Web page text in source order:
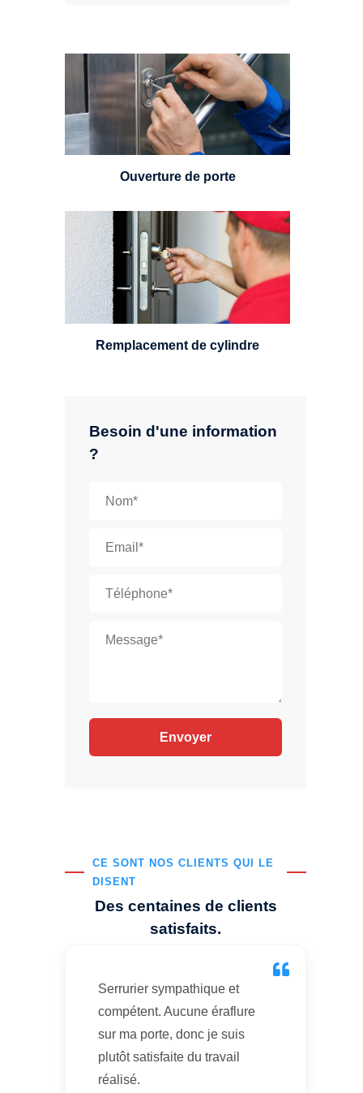
Besoin d'une information
?
CE SONT NOS CLIENTS QUI LE
DISENT
Des centaines de clients
satisfaits.
Serrurier sympathique et
compétent. Aucune éraflure
sur ma porte, donc je suis
plutôt satisfaite du travail
réalisé.
Vous avez perdu vos clés ou la
porte s'est refermée derrière vous
? Un serrurier est disponible
24h/7.
Ouverture de porte
Un serrurier sera en mesure de
choisir et remplacer un cylindre
standard, à 5 leviers ou à 3
leviers, Mul-T-Lock ou encore
multipoints.
Remplacement de cylindre